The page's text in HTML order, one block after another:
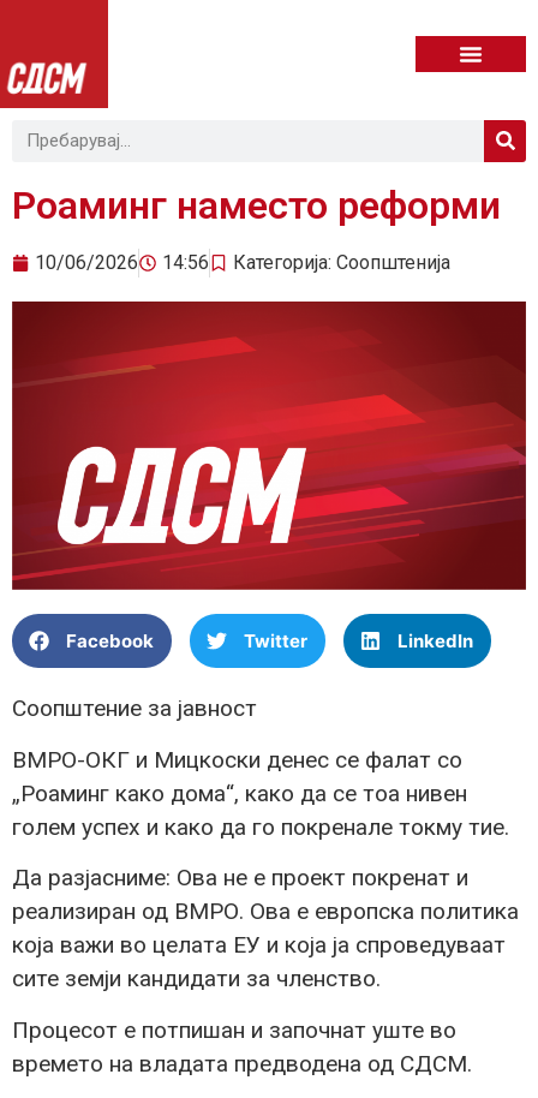
Роаминг наместо реформи
10/06/2026 14:56 Категорија: Соопштенија
Facebook Twitter LinkedIn
Соопштение за јавност
ВМРО-ОКГ и Мицкоски денес се фалат со
„Роаминг како дома“, како да се тоа нивен
голем успех и како да го покренале токму тие.
Да разјасниме: Ова не е проект покренат и
реализиран од ВМРО. Ова е европска политика
која важи во целата ЕУ и која ја спроведуваат
сите земји кандидати за членство.
Процесот е потпишан и започнат уште во
времето на владата предводена од СДСМ.